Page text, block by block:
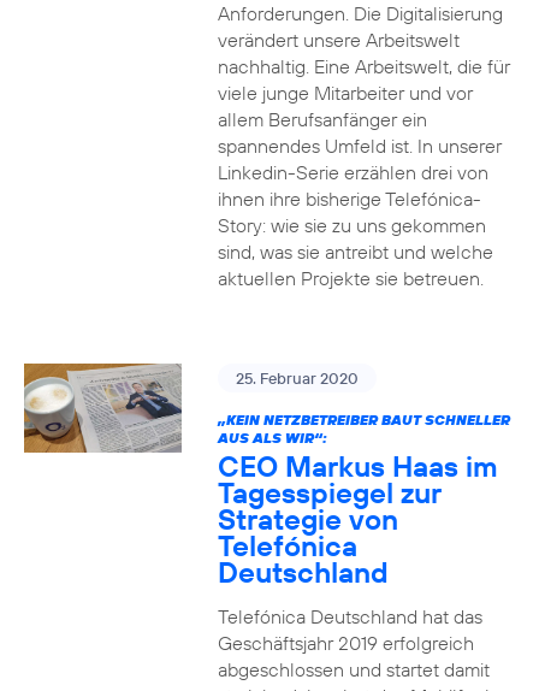
Anforderungen. Die Digitalisierung
verändert unsere Arbeitswelt
nachhaltig. Eine Arbeitswelt, die für
viele junge Mitarbeiter und vor
allem Berufsanfänger ein
spannendes Umfeld ist. In unserer
Linkedin-Serie erzählen drei von
ihnen ihre bisherige Telefónica-
Story: wie sie zu uns gekommen
sind, was sie antreibt und welche
aktuellen Projekte sie betreuen.
25. Februar 2020
„KEIN NETZBETREIBER BAUT SCHNELLER
AUS ALS WIR“:
CEO Markus Haas im
Tagesspiegel zur
Strategie von
Telefónica
Deutschland
Telefónica Deutschland hat das
Geschäftsjahr 2019 erfolgreich
abgeschlossen und startet damit